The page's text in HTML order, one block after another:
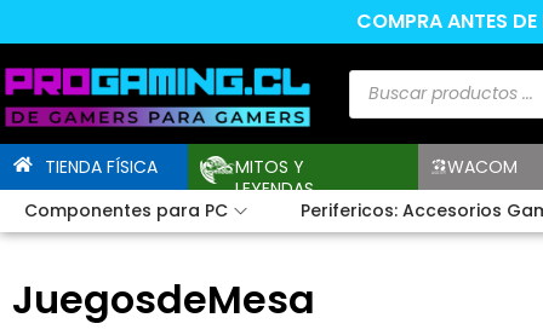
COMPRA ANTES
TIENDA FÍSICA
MITOS Y
LEYENDAS
WACOM
Componentes para PC
Perifericos: Accesorios
JuegosdeMesa